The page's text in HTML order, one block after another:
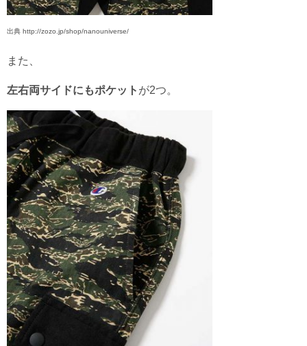
出典 http://zozo.jp/shop/nanouniverse/
また、
左右両サイドにもポケット が2つ。